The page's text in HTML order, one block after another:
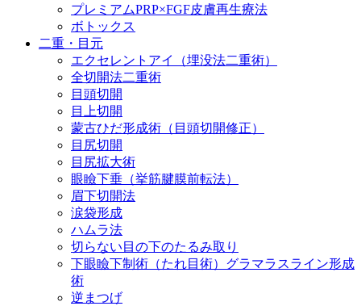
プレミアムPRP×FGF皮膚再生療法
ボトックス
二重・目元
エクセレントアイ（埋没法二重術）
全切開法二重術
目頭切開
目上切開
蒙古ひだ形成術（目頭切開修正）
目尻切開
目尻拡大術
眼瞼下垂（挙筋腱膜前転法）
眉下切開法
涙袋形成
ハムラ法
切らない目の下のたるみ取り
下眼瞼下制術（たれ目術）グラマラスライン形成
術
逆まつげ